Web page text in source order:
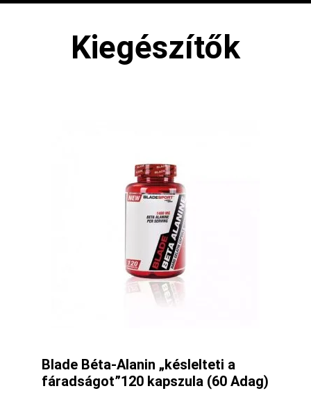
Kiegészítők
Blade Béta-Alanin „késlelteti a
fáradságot”120 kapszula (60 Adag)